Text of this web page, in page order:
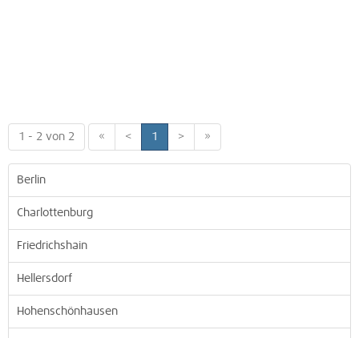
1 - 2 von 2 « < 1 > »
Berlin
Charlottenburg
Friedrichshain
Hellersdorf
Hohenschönhausen